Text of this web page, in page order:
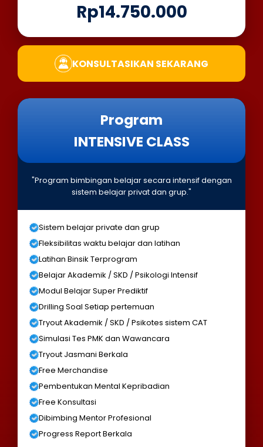
Rp14.750.000
KONSULTASIKAN SEKARANG
Program
INTENSIVE CLASS
"Program bimbingan belajar secara intensif dengan
sistem belajar privat dan grup."
Sistem belajar private dan grup
Fleksibilitas waktu belajar dan latihan
Latihan Binsik Terprogram
Belajar Akademik / SKD / Psikologi Intensif
Modul Belajar Super Prediktif
Drilling Soal Setiap pertemuan
Tryout Akademik / SKD / Psikotes sistem CAT
Simulasi Tes PMK dan Wawancara
Tryout Jasmani Berkala
Free Merchandise
Pembentukan Mental Kepribadian
Free Konsultasi
Dibimbing Mentor Profesional
Progress Report Berkala